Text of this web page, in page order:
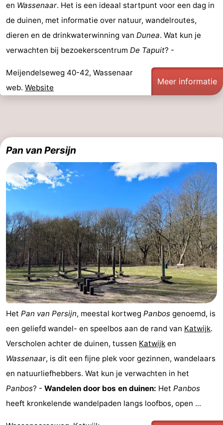
en Wassenaar. Het is een ideaal startpunt voor een dag in
de duinen, met informatie over natuur, wandelroutes,
dieren en de drinkwaterwinning van Dunea. Wat kun je
verwachten bij bezoekerscentrum De Tapuit? -
Meijendelseweg 40-42, Wassenaar
web. Website
Meer informatie
Pan van Persijn
Het Pan van Persijn, meestal kortweg Panbos genoemd, is
een geliefd wandel- en speelbos aan de rand van Katwijk.
Verscholen achter de duinen, tussen Katwijk en
Wassenaar, is dit een fijne plek voor gezinnen, wandelaars
en natuurliefhebbers. Wat kun je verwachten in het
Panbos? - Wandelen door bos en duinen: Het Panbos
heeft kronkelende wandelpaden langs loofbos, open ...